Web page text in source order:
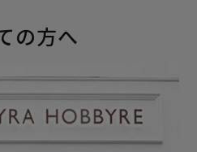
の方へ